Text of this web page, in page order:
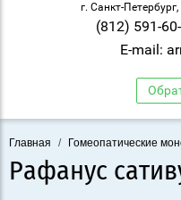
г. Санкт-
(812) 591-
E-mail:
Главная / Гомеопатические
Рафанус